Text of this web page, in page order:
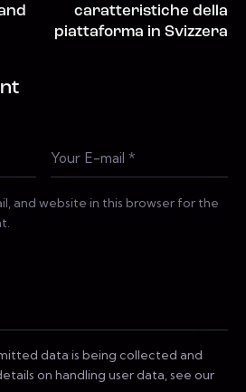
caratteristiche della
piattaforma in Svizzera
and website in this browser for the
data is being collected and
on handling user data, see our